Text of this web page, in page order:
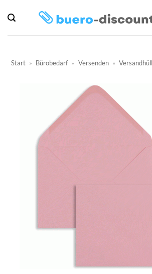
Inhalt
springen
Start » Bürobedarf » Versenden »